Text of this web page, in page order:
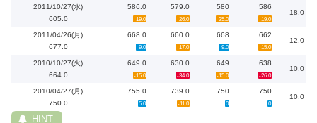
2011/10/27(水)
605.0
586.0
-19.0
579.0
-26.0
580
-25.0
586
-19.0
18.0
2011/04/26(月)
677.0
668.0
-9.0
660.0
-17.0
668
-9.0
662
-15.0
12.0
2010/10/27(火)
664.0
649.0
-15.0
630.0
-34.0
649
-15.0
638
-26.0
10.0
2010/04/27(月)
750.0
755.0
5.0
739.0
-11.0
750
0
750
0
10.0